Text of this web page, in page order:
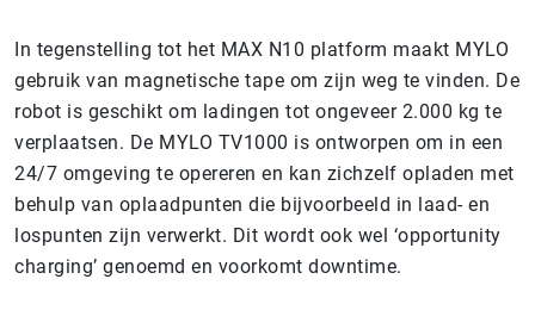
In tegenstelling tot het MAX N10 platform maakt MYLO
gebruik van magnetische tape om zijn weg te vinden. De
robot is geschikt om ladingen tot ongeveer 2.000 kg te
verplaatsen. De MYLO TV1000 is ontworpen om in een
24/7 omgeving te opereren en kan zichzelf opladen met
behulp van oplaadpunten die bijvoorbeeld in laad- en
lospunten zijn verwerkt. Dit wordt ook wel ‘opportunity
charging’ genoemd en voorkomt downtime.